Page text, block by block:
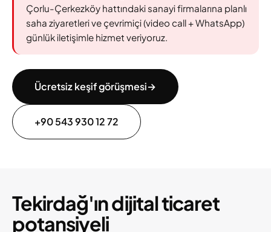
Çorlu-Çerkezköy hattındaki sanayi firmalarına planlı
saha ziyaretleri ve çevrimiçi (video call + WhatsApp)
günlük iletişimle hizmet veriyoruz.
Ücretsiz keşif görüşmesi→
+90 543 930 12 72
Tekirdağ'ın dijital ticaret
potansiyeli